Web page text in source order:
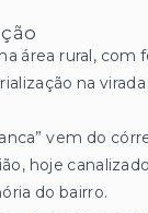
área rural, com
na
vem do
hoje
do bairro.